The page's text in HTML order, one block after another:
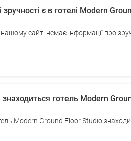
зручності є в готелі Modern
сайті немає інформації про
готель Modern
Modern Ground Floor Studio